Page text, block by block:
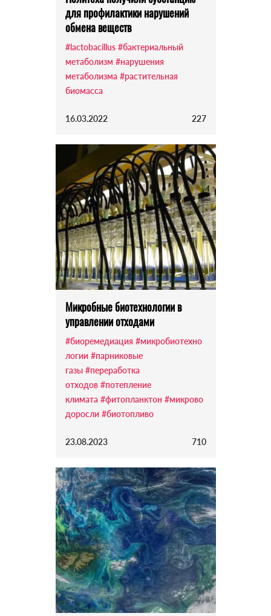
для профилактики нарушений
обмена веществ
#lactobacillus #бактериальный
метаболизм #нарушения
метаболизма #растительная
биомасса
16.03.2022 227
Микробные биотехнологии в
управлении отходами
#биоремедиация #микробиотехно
логии #парниковые
газы #переработка
отходов #потепление
климата #фитопланктон #микрово
доросли #биотопливо
23.08.2023 710